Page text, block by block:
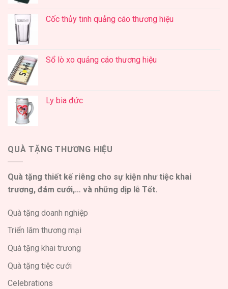
Cốc thủy tinh quảng cáo thương hiệu
Sổ lò xo quảng cáo thương hiệu
Ly bia đức
QUÀ TẶNG THƯƠNG HIỆU
Quà tặng thiết kế riêng cho sự kiện như tiệc khai
trương, đám cưới,… và những dịp lễ Tết.
Quà tặng doanh nghiệp
Triển lãm thương mại
Quà tặng khai trương
Quà tặng tiệc cưới
Celebrations